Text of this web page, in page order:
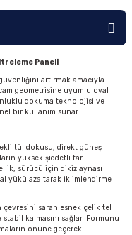
Paneli
artırmak amacıyla
geometrisine uyumlu oval
dokuma teknolojisi ve
bir kullanım sunar.
tül dokusu, direkt güneş
yüksek şiddetli far
sürücü için dikiz aynası
yükü azaltarak iklimlendirme
çevresini saran esnek çelik tel
kalmasını sağlar. Formunu
önüne geçerek